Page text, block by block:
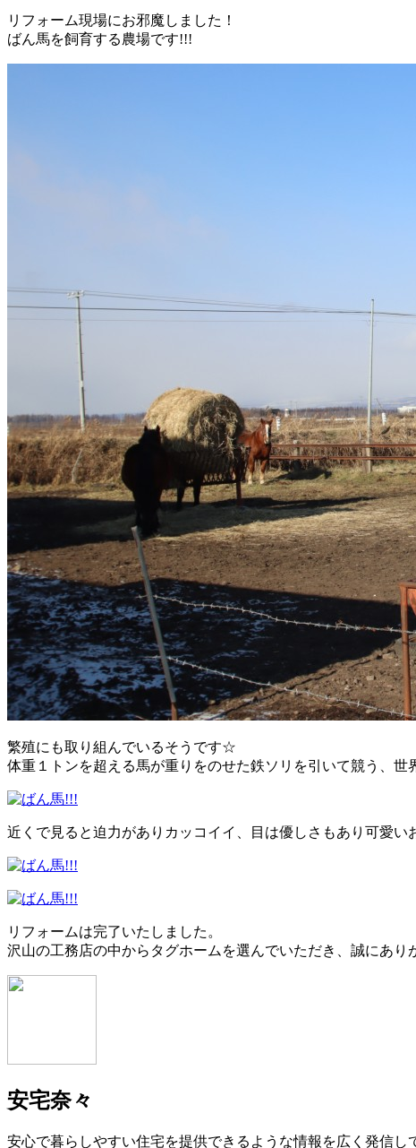
リフォーム現場にお邪魔しました！
ばん馬を飼育する農場です!!!
繁殖にも取り組んでいるそうです☆
体重１トンを超える馬が重りをのせた鉄ソリを引いて競う、
近くで見ると迫力がありカッコイイ、目は優しさもあり可愛い
リフォームは完了いたしました。
沢山の工務店の中からタグホームを選んでいただき、誠にあり
安宅奈々
安心で暮らしやすい住宅を提供できるような情報を広く発信し